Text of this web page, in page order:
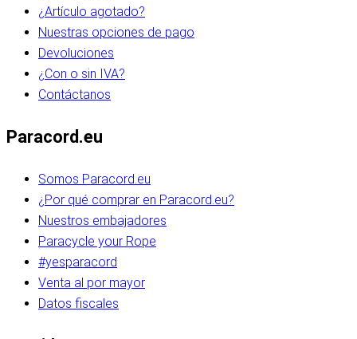
¿Artículo agotado?
Nuestras opciones de pago
Devoluciones
¿Con o sin IVA?
Contáctanos
Paracord.eu
Somos Paracord.eu
¿Por qué comprar en Paracord.eu?
Nuestros embajadores
Paracycle your Rope
#yesparacord
Venta al por mayor
Datos fiscales